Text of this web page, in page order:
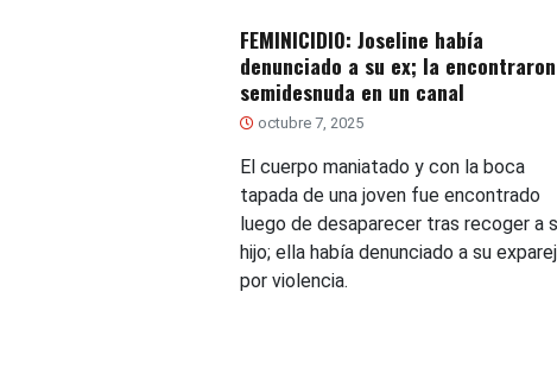
FEMINICIDIO: Joseline había
denunciado a su ex; la encontraron
semidesnuda en un canal
octubre 7, 2025
El cuerpo maniatado y con la boca
tapada de una joven fue encontrado
luego de desaparecer tras recoger a
hijo; ella había denunciado a su
por violencia.